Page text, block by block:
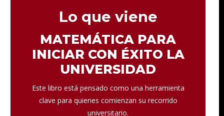
Lo que viene
MATEMÁTICA PARA
INICIAR CON ÉXITO LA
UNIVERSIDAD
Este libro está pensado como una herramienta
clave para quienes comienzan su recorrido
universitario.